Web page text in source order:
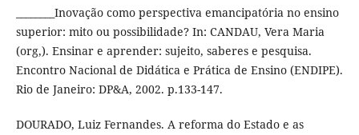
________Inovação como perspectiva emancipatória no ensino
superior: mito ou possibilidade? In: CANDAU, Vera Maria
(org,). Ensinar e aprender: sujeito, saberes e pesquisa.
Encontro Nacional de Didática e Prática de Ensino (ENDIPE).
Rio de Janeiro: DP&A, 2002. p.133-147.
DOURADO, Luiz Fernandes. A reforma do Estado e as